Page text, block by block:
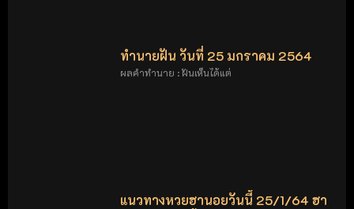
ทำนายฝัน วันที่ 25 มกราคม 2564
ผลคำทำนาย : ฝันเห็นได้แต่
แนวทางหวยฮานอยวันนี้ 25/1/64 ฮา